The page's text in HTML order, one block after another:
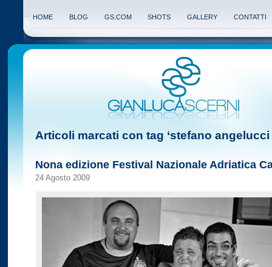
HOME BLOG GS.COM SHOTS GALLERY CONTATTI
Articoli marcati con tag ‘stefano angelucci
Nona edizione Festival Nazionale Adriatica
24 Agosto 2009